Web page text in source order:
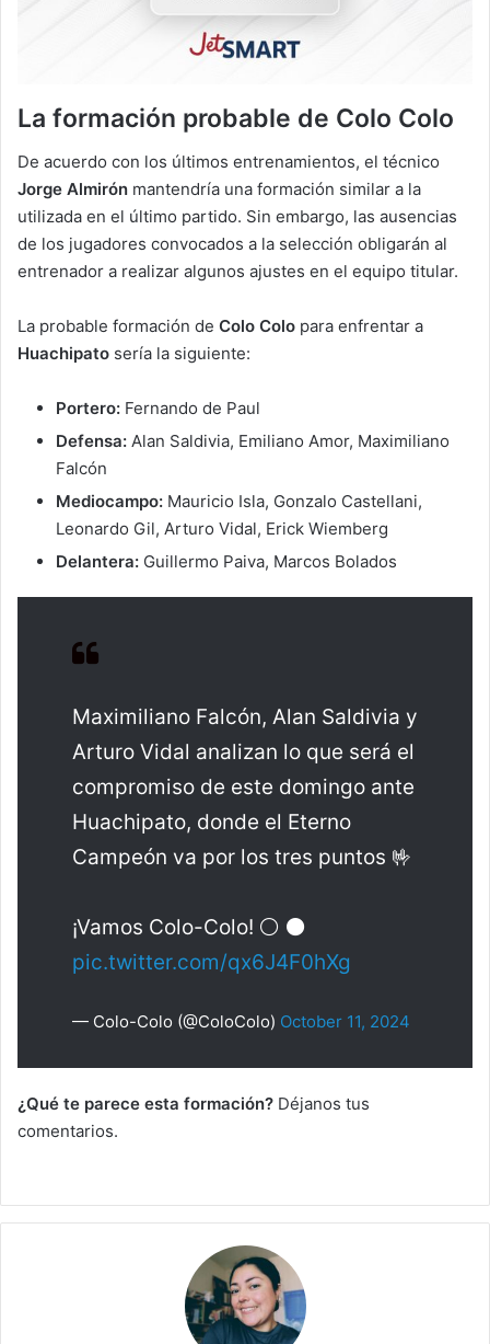
La formación probable de Colo Colo
De acuerdo con los últimos entrenamientos, el técnico
Jorge Almirón mantendría una formación similar a la
utilizada en el último partido. Sin embargo, las ausencias
de los jugadores convocados a la selección obligarán al
entrenador a realizar algunos ajustes en el equipo titular.
La probable formación de Colo Colo para enfrentar a
Huachipato sería la siguiente:
Portero: Fernando de Paul
Defensa: Alan Saldivia, Emiliano Amor, Maximiliano
Falcón
Mediocampo: Mauricio Isla, Gonzalo Castellani,
Leonardo Gil, Arturo Vidal, Erick Wiemberg
Delantera: Guillermo Paiva, Marcos Bolados
Maximiliano Falcón, Alan Saldivia y
Arturo Vidal analizan lo que será el
compromiso de este domingo ante
Huachipato, donde el Eterno
Campeón va por los tres puntos 🤟
¡Vamos Colo-Colo! ⚪️ ⚫️
pic.twitter.com/qx6J4F0hXg
— Colo-Colo (@ColoColo) October 11, 2024
¿Qué te parece esta formación? Déjanos tus
comentarios.